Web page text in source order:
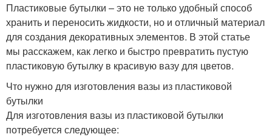
Пластиковые бутылки – это не только удобный способ
хранить и переносить жидкости, но и отличный материал
для создания декоративных элементов. В этой статье
мы расскажем, как легко и быстро превратить пустую
пластиковую бутылку в красивую вазу для цветов.
Что нужно для изготовления вазы из пластиковой
бутылки
Для изготовления вазы из пластиковой бутылки
потребуется следующее: